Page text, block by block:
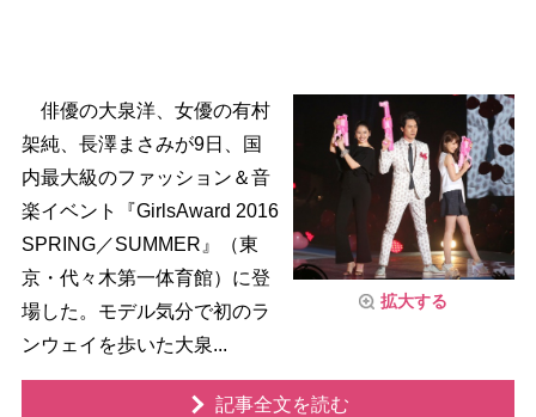
拡大する
俳優の大泉洋、女優の有村
架純、長澤まさみが9日、国
内最大級のファッション＆音
楽イベント『GirlsAward 2016
SPRING／SUMMER』（東
京・代々木第一体育館）に登
場した。モデル気分で初のラ
ンウェイを歩いた大泉...
記事全文を読む